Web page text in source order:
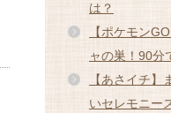
は？
【ポケモン
ャの巣！90分
【あさイチ
いセレモニー